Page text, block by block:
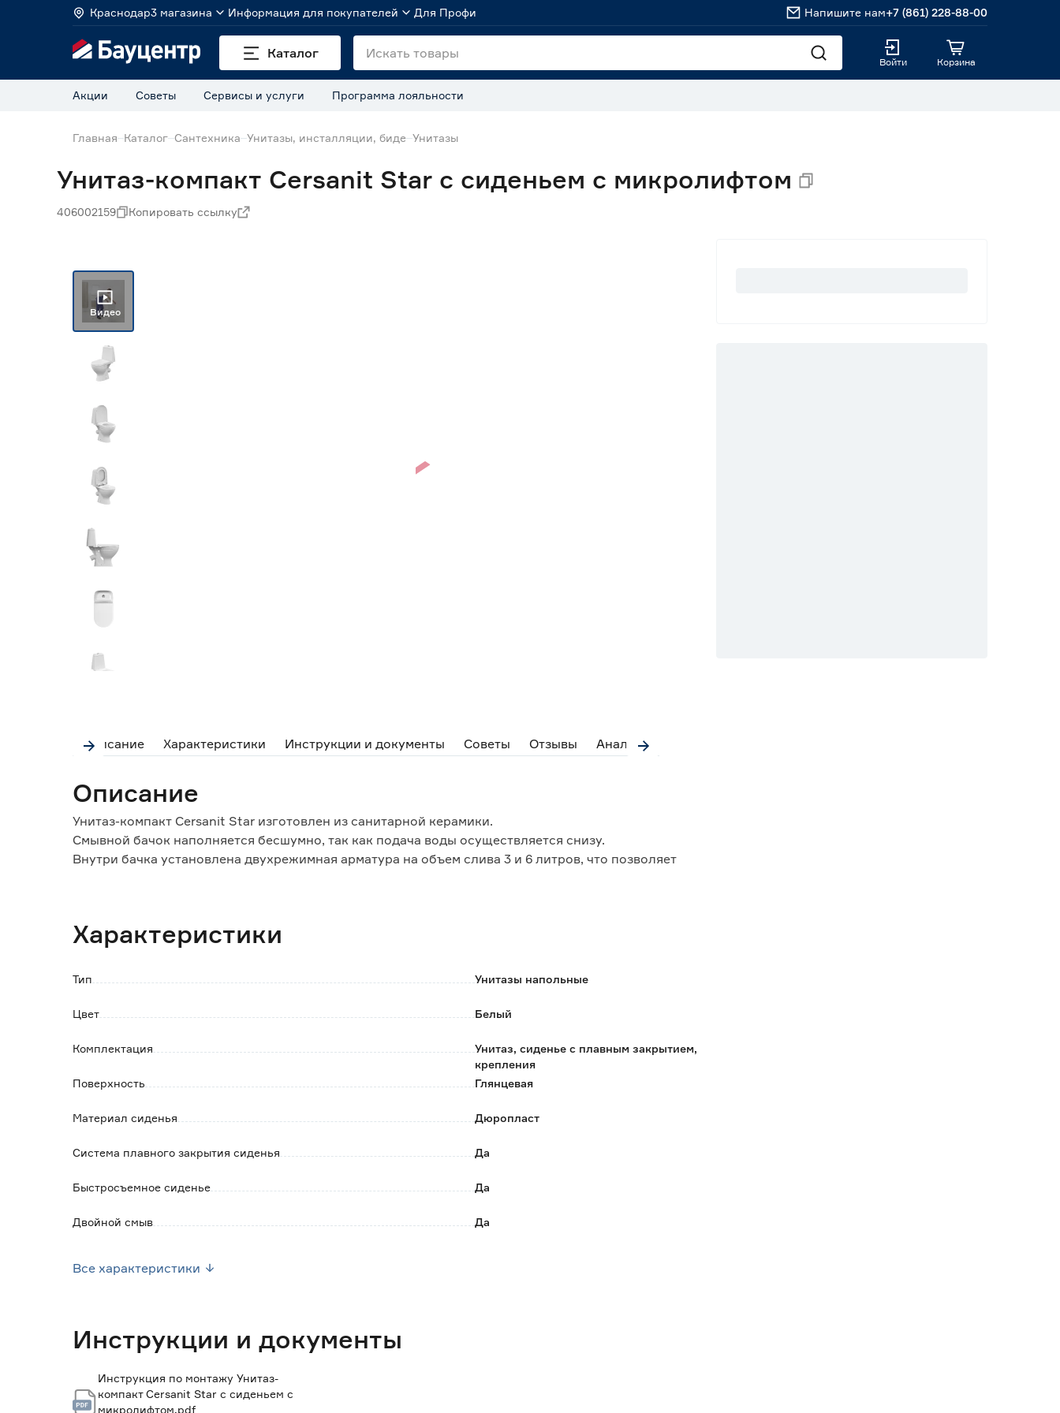
Краснодар3 магазина Информация для покупателей Для Профи Напишите нам+7 (861) 228-88-00
Каталог
Войти Корзина
Акции Советы Сервисы и услуги Программа лояльности
Главная Каталог Сантехника Унитазы, инсталляции, биде Унитазы
Унитаз-компакт Cersanit Star с сиденьем с микролифтом
406002159 Копировать ссылку
Видео
Описание Характеристики Инструкции и документы Советы Отзывы Аналоги
Описание
Унитаз-компакт Cersanit Star изготовлен из санитарной керамики.
Смывной бачок наполняется бесшумно, так как подача воды осуществляется снизу.
Внутри бачка установлена двухрежимная арматура на объем слива 3 и 6 литров, что позволяет
деформациям.
сиденья и крышки унитаза.
нажатием.
Обратите внимание:
Характеристики
Тип Унитазы напольные
Цвет Белый
Комплектация
Унитаз, сиденье с плавным закрытием,
крепления
Поверхность
Глянцевая
Материал сиденья Дюропласт
Система плавного закрытия сиденья Да
Быстросъемное сиденье Да
Двойной смыв Да
Вид смыва
Все характеристики
Инструкции и документы
Инструкция по монтажу Унитаз-
компакт Cersanit Star с сиденьем с
микролифтом.pdf